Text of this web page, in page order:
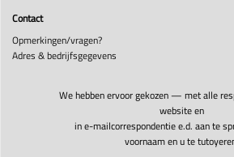
Contact
Opmerkingen/vragen?
Adres & bedrijfsgegevens
We hebben ervoor gekozen — met alle
website en
in e-mailcorrespondentie e.d. aan te
voornaam en u te